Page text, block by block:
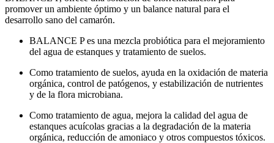
promover un ambiente óptimo y un balance natural para el
desarrollo sano del camarón.
BALANCE P es una mezcla probiótica para el mejoramiento
del agua de estanques y tratamiento de suelos.
Como tratamiento de suelos, ayuda en la oxidación de materia
orgánica, control de patógenos, y estabilización de nutrientes
y de la flora microbiana.
Como tratamiento de agua, mejora la calidad del agua de
estanques acuícolas gracias a la degradación de la materia
orgánica, reducción de amoniaco y otros compuestos tóxicos.